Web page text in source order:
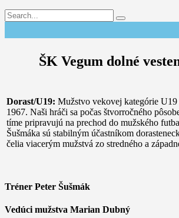
ŠK Vegum dolné
Dorast/U19: Mužstvo vekovej kategórie
1967. Naši hráči sa počas štvorročného
tíme pripravujú na prechod do mužského
Šušmáka sú stabilným účastníkom
čelia viacerým mužstvá zo stredného a
Tréner Peter Šušmák
Vedúci mužstva Marian Dubný